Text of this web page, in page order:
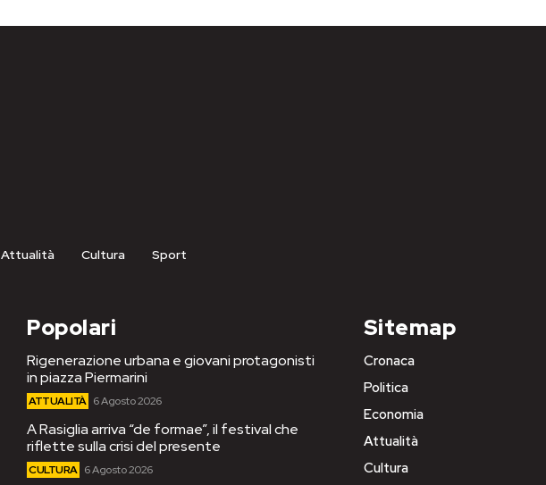
Attualità Cultura Sport
Popolari
Rigenerazione urbana e giovani protagonisti
in piazza Piermarini
ATTUALITÀ 6 Agosto 2026
A Rasiglia arriva “de formae”, il festival che
riflette sulla crisi del presente
CULTURA 6 Agosto 2026
Sitemap
Cronaca
Politica
Economia
Attualità
Cultura